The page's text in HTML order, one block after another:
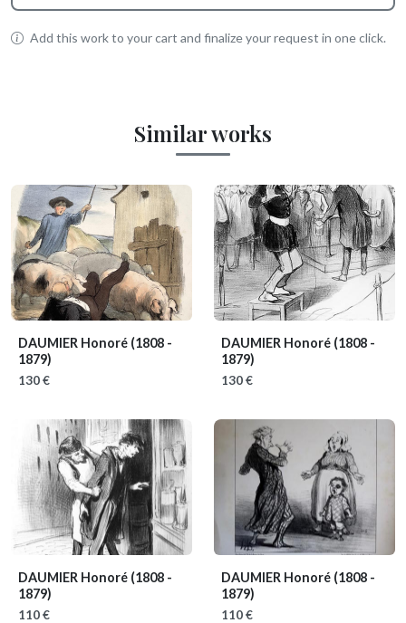
Add this work to your cart and finalize your request in one click.
Similar works
DAUMIER Honoré (1808 -
1879)
130 €
DAUMIER Honoré (1808 -
1879)
130 €
DAUMIER Honoré (1808 -
1879)
110 €
DAUMIER Honoré (1808 -
1879)
110 €